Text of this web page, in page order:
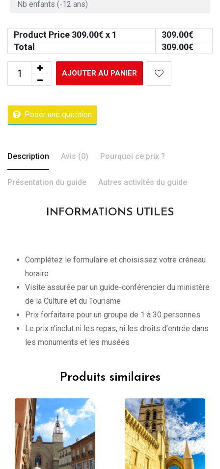
Product Price 309.00€ x 1 309.00€
Total
309.00€
AJOUTER AU PANIER
Poser une question
Description Avis (0) Pourquoi ce prix ?
Présentation du guide Autres activités du guide
INFORMATIONS UTILES
Complétez le formulaire et choisissez votre créneau
horaire
Visite assurée par un guide-conférencier du ministère
de la Culture et du Tourisme
Prix forfaitaire pour un groupe de 1 à 30 personnes
Le prix n’inclut ni les repas, ni les droits d’entrée dans
les monuments et les musées
Produits similaires